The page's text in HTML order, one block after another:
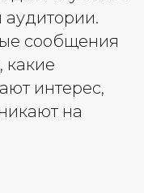
сообщения
какие
интерес,
на